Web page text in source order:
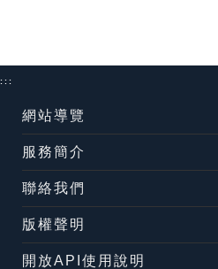
:::
網站導覽
服務簡介
聯絡我們
版權聲明
開放API使用說明